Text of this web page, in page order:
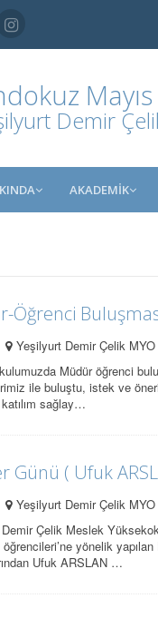
Demir
AKADEMİK
Öğrenci
Yeşilyurt Demir Çelik MYO
Müdür öğrenci
ile buluştu, istek ve
sağlay…
Günü ( Ufuk
Yeşilyurt Demir Çelik MYO
Çelik Meslek
öğrencileri’ne yönelik
Ufuk ARSLAN …